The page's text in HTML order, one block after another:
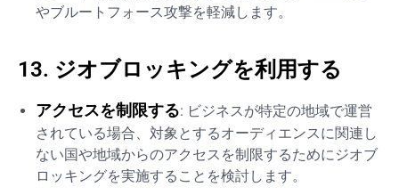
やブルートフォース攻撃を軽減します。
13. ジオブロッキングを利用する
アクセスを制限する: ビジネスが特定の地域で運営
されている場合、対象とするオーディエンスに関連し
ない国や地域からのアクセスを制限するためにジオブ
ロッキングを実施することを検討します。